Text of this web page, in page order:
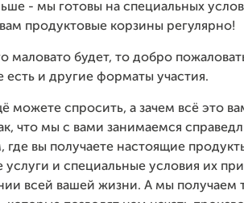
- мы готовы на специальных
вам продуктовые корзины регулярно!
маловато будет, то добро
есть и другие форматы участия.
можете спросить, а зачем всё это
что мы с вами занимаемся
вы получаете настоящие
услуги и специальные условия их
всей вашей жизни. А мы получаем